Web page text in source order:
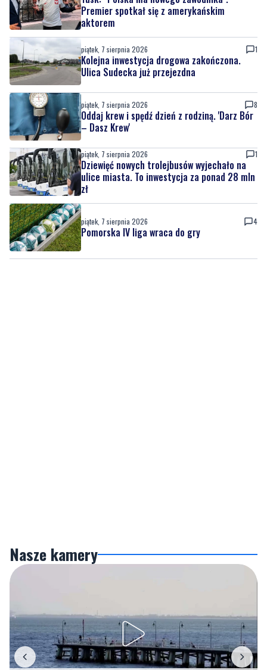
Premier spotkał się z amerykańskim
aktorem
piątek, 7 sierpnia 2026 1
Kolejna inwestycja drogowa zakończona.
Ulica Sudecka już przejezdna
piątek, 7 sierpnia 2026 8
Oddaj krew i spędź dzień z rodziną. 'Darz Bór
– Dasz Krew'
piątek, 7 sierpnia 2026 1
Dziewięć nowych trolejbusów wyjechało na
ulice miasta. To inwestycja za ponad 28 mln
zł
piątek, 7 sierpnia 2026 4
Pomorska IV liga wraca do gry
Nasze kamery